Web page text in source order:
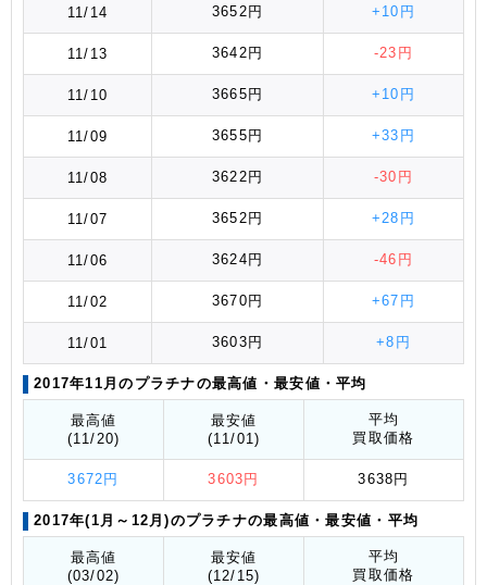
11/14 3652円 +10円
11/13 3642円 -23円
11/10 3665円 +10円
11/09 3655円 +33円
11/08 3622円 -30円
11/07 3652円 +28円
11/06 3624円 -46円
11/02 3670円 +67円
11/01 3603円 +8円
2017年11月のプラチナの最高値 ・最安値 ・平均
最高値
(11/20)
最安値
(11/01)
平均
買取価格
3672円 3603円 3638円
2017年(1月～12月)のプラチナの最高値 ・最安値 ・平均
最高値
(03/02)
最安値
(12/15)
平均
買取価格